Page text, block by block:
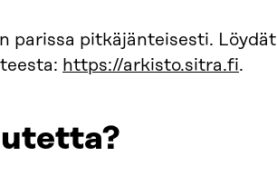
parissa pitkäjänteisesti. Löydät
https://arkisto.sitra.fi.